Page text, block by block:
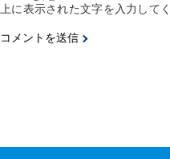
上に表示された文字を入力してく